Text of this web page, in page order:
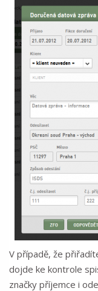
V případě, že
dojde ke kontrole
značky příjemce i